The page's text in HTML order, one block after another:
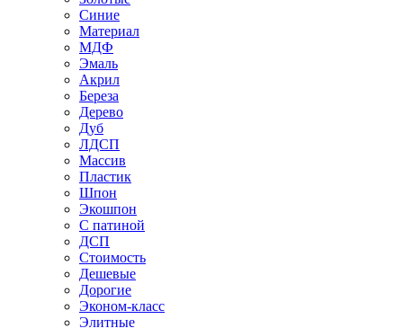
Синие
Материал
МДФ
Эмаль
Акрил
Береза
Дерево
Дуб
ЛДСП
Массив
Пластик
Шпон
Экошпон
С патиной
ДСП
Стоимость
Дешевые
Дорогие
Эконом-класс
Элитные